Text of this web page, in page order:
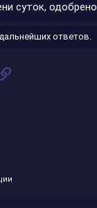
суток, одобрено
ответов.